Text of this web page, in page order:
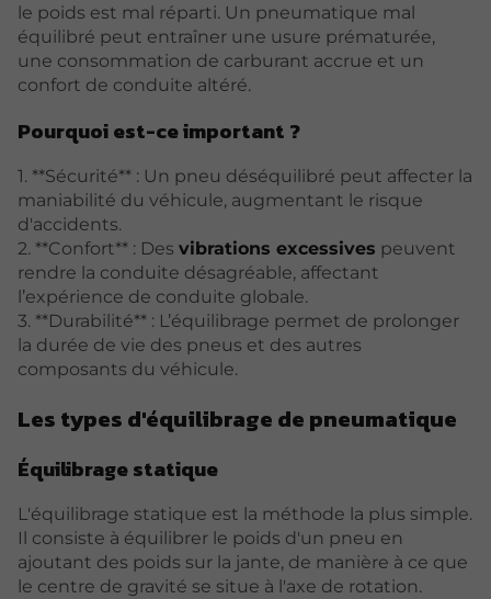
le poids est mal réparti. Un pneumatique mal
équilibré peut entraîner une usure prématurée,
une consommation de carburant accrue et un
confort de conduite altéré.
Pourquoi est-ce important ?
1. **Sécurité** : Un pneu déséquilibré peut affecter la
maniabilité du véhicule, augmentant le risque
d'accidents.
2. **Confort** : Des vibrations excessives peuvent
rendre la conduite désagréable, affectant
l’expérience de conduite globale.
3. **Durabilité** : L’équilibrage permet de prolonger
la durée de vie des pneus et des autres
composants du véhicule.
Les types d'équilibrage de pneumatique
Équilibrage statique
L'équilibrage statique est la méthode la plus simple.
Il consiste à équilibrer le poids d'un pneu en
ajoutant des poids sur la jante, de manière à ce que
le centre de gravité se situe à l'axe de rotation.